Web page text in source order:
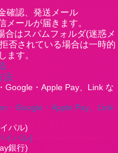
確認、発送メール
ールが届きます。
はスパムフォルダ(迷惑メ
否されている場合は一時的
ます。
法
Google・Apple Pay、Link な
パル)
銀行)